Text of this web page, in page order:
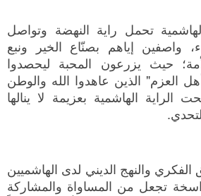
تحمل راية النهضة وتواصل
واصفين إياهم بصنّاع الخير ونبع
حيث يزرعون المحبة ليحصدوا
العزم" الذين عاهدوا الله والوطن
الهاشمية بعزيمة لا ينالها
والنهج الديني لدى الهاشميين
تجعل من المساواة والمشاركة